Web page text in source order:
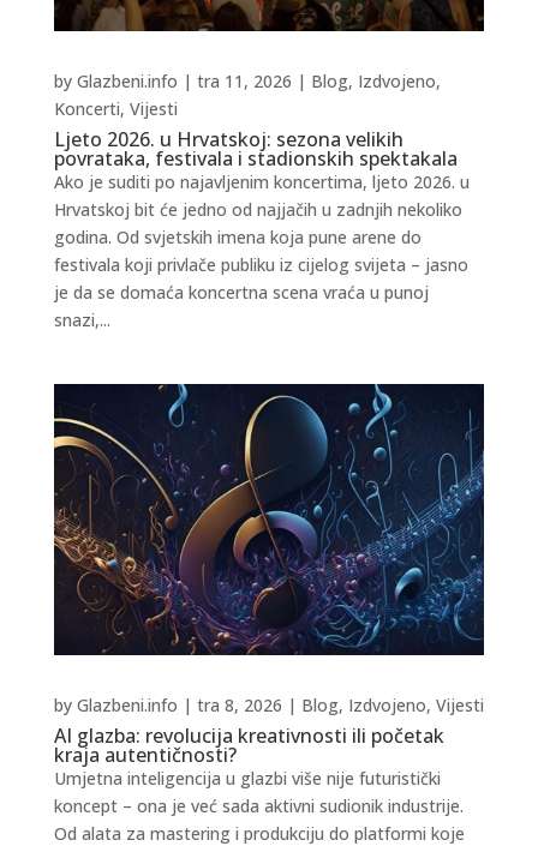
Ljeto 2026. u Hrvatskoj: sezona velikih
povrataka, festivala i stadionskih spektakala
by Glazbeni.info | tra 11, 2026 | Blog, Izdvojeno,
Koncerti, Vijesti
Ako je suditi po najavljenim koncertima, ljeto 2026. u
Hrvatskoj bit će jedno od najjačih u zadnjih nekoliko
godina. Od svjetskih imena koja pune arene do
festivala koji privlače publiku iz cijelog svijeta – jasno
je da se domaća koncertna scena vraća u punoj
snazi,...
AI glazba: revolucija kreativnosti ili početak
kraja autentičnosti?
by Glazbeni.info | tra 8, 2026 | Blog, Izdvojeno, Vijesti
Umjetna inteligencija u glazbi više nije futuristički
koncept – ona je već sada aktivni sudionik industrije.
Od alata za mastering i produkciju do platformi koje